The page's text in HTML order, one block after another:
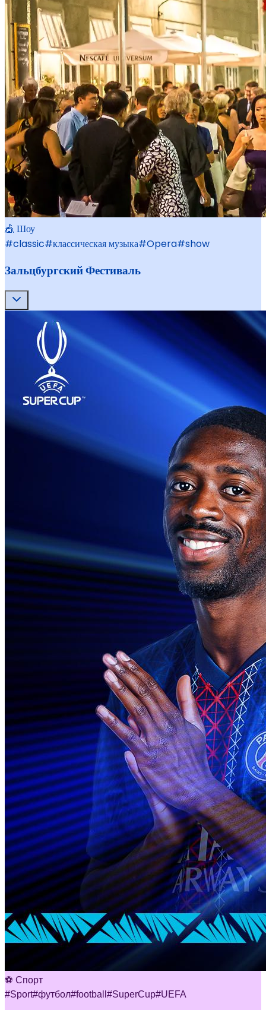
🎪 Шоу
#classic#классическая музыка#Opera#show
Зальцбургский Фестиваль
⚽ Спорт
#Sport#футбол#football #SuperCup#UEFA